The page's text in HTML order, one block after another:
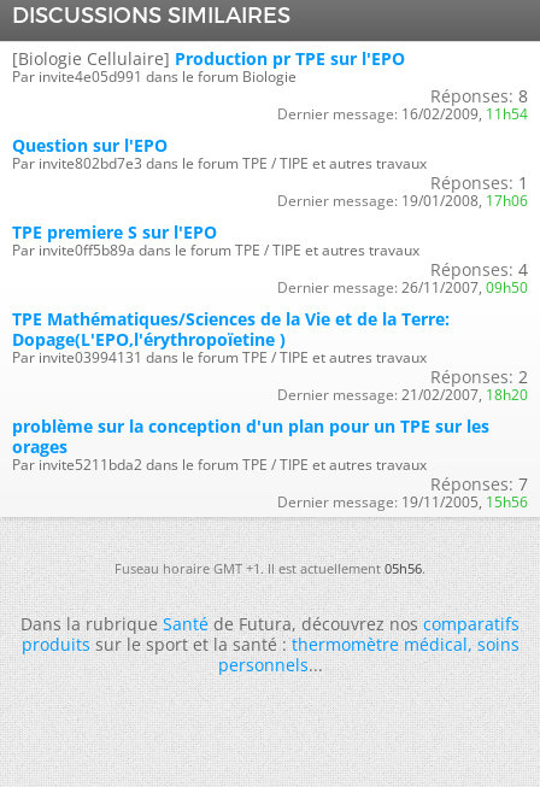
DISCUSSIONS SIMILAIRES
[Biologie Cellulaire] Production pr TPE sur l'EPO
Par invite4e05d991 dans le forum Biologie
Réponses: 8
Dernier message: 16/02/2009, 11h54
Question sur l'EPO
Par invite802bd7e3 dans le forum TPE / TIPE et autres travaux
Réponses: 1
Dernier message: 19/01/2008, 17h06
TPE premiere S sur l'EPO
Par invite0ff5b89a dans le forum TPE / TIPE et autres travaux
Réponses: 4
Dernier message: 26/11/2007, 09h50
TPE Mathématiques/Sciences de la Vie et de la Terre:
Dopage(L'EPO,l'érythropoïetine )
Par invite03994131 dans le forum TPE / TIPE et autres travaux
Réponses: 2
Dernier message: 21/02/2007, 18h20
problème sur la conception d'un plan pour un TPE sur les
orages
Par invite5211bda2 dans le forum TPE / TIPE et autres travaux
Réponses: 7
Dernier message: 19/11/2005, 15h56
Fuseau horaire GMT +1. Il est actuellement05h56.
Dans la rubriqueSantéde Futura, découvrez noscomparatifs
produitssur le sport et la santé :thermomètre médical,soins
personnels...